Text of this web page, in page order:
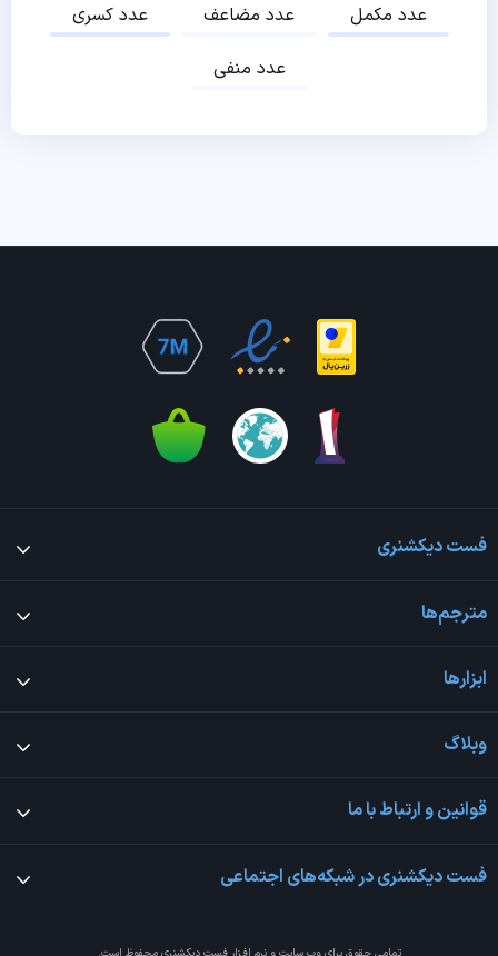
عدد کسری
عدد مضاعف
عدد مکمل
عدد منفی
فست دیکشنری
مترجم‌ها
ابزارها
وبلاگ
قوانین و ارتباط با ما
فست دیکشنری در شبکه‌های اجتماعی